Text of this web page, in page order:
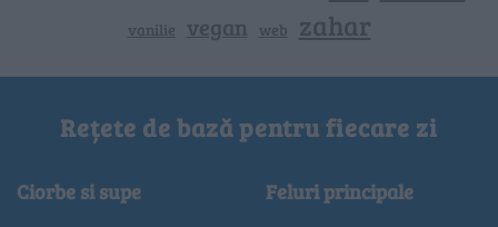
vanilie vegan web zahar
Rețete de bază pentru fiecare zi
Ciorbe si supe Feluri principale